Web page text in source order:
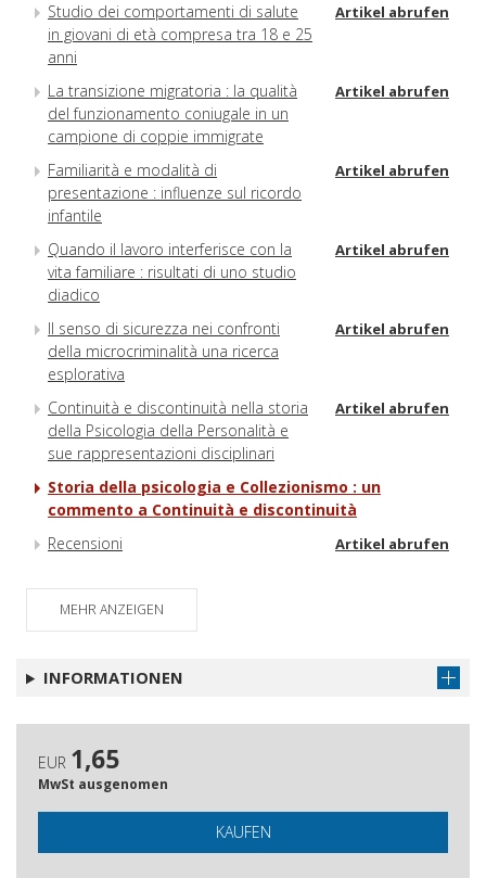
Studio dei comportamenti di salute
in giovani di età compresa tra 18 e 25
anni
Artikel abrufen
La transizione migratoria : la qualità
del funzionamento coniugale in un
campione di coppie immigrate
Artikel abrufen
Familiarità e modalità di
presentazione : influenze sul ricordo
infantile
Artikel abrufen
Quando il lavoro interferisce con la
vita familiare : risultati di uno studio
diadico
Artikel abrufen
Il senso di sicurezza nei confronti
della microcriminalità una ricerca
esplorativa
Artikel abrufen
Continuità e discontinuità nella storia
della Psicologia della Personalità e
sue rappresentazioni disciplinari
Artikel abrufen
Storia della psicologia e Collezionismo : un
commento a Continuità e discontinuità
Recensioni
Artikel abrufen
MEHR ANZEIGEN
INFORMATIONEN
EUR 1,65
MwSt ausgenomen
KAUFEN